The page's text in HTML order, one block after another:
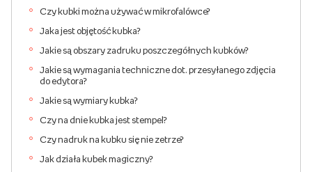
Czy kubki można używać w mikrofalówce?
Jaka jest objętość kubka?
Jakie są obszary zadruku poszczegółnych kubków?
Jakie są wymagania techniczne dot. przesyłanego zdjęcia
do edytora?
Jakie są wymiary kubka?
Czy na dnie kubka jest stempel?
Czy nadruk na kubku się nie zetrze?
Jak działa kubek magiczny?